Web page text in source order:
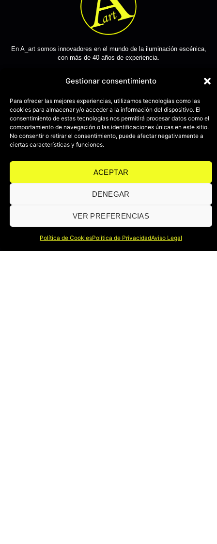
Gestionar consentimiento
Para ofrecer las mejores experiencias, utilizamos tecnologías como las
cookies para almacenar y/o acceder a la información del dispositivo. El
consentimiento de estas tecnologías nos permitirá procesar datos como el
comportamiento de navegación o las identificaciones únicas en este sitio.
No consentir o retirar el consentimiento, puede afectar negativamente a
ciertas características y funciones.
ACEPTAR
DENEGAR
VER PREFERENCIAS
Política de CookiesPolítica de PrivacidadAviso Legal
En A_art somos innovadores en el mundo de la iluminación escénica,
con más de 40 años de experiencia.
CONTACTO
+34 607 31 35 13
Valladolid. España
ACCESOS
Trabajos